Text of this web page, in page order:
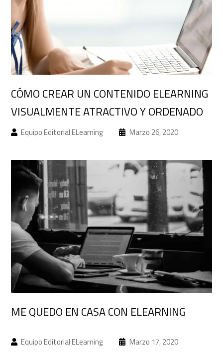
CÓMO CREAR UN CONTENIDO ELEARNING
VISUALMENTE ATRACTIVO Y ORDENADO
Equipo Editorial ELearning Marzo 26, 2020
ME QUEDO EN CASA CON ELEARNING
Equipo Editorial ELearning Marzo 17, 2020